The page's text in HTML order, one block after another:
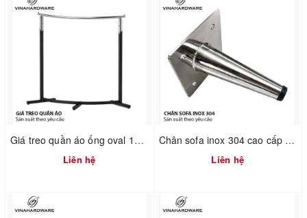
Giá treo quần áo ống oval 1900.1.13506
Liên hệ
Chân sofa inox 304 cao cấp 2100.1.01182
Liên hệ